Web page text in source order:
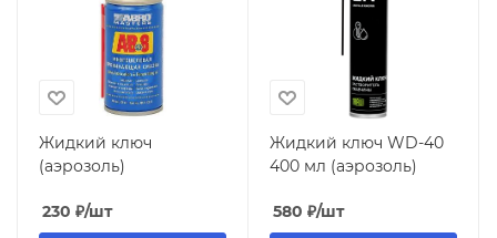
Жидкий ключ
(аэрозоль)
230 ₽/шт
Жидкий ключ WD-40
400 мл (аэрозоль)
580 ₽/шт